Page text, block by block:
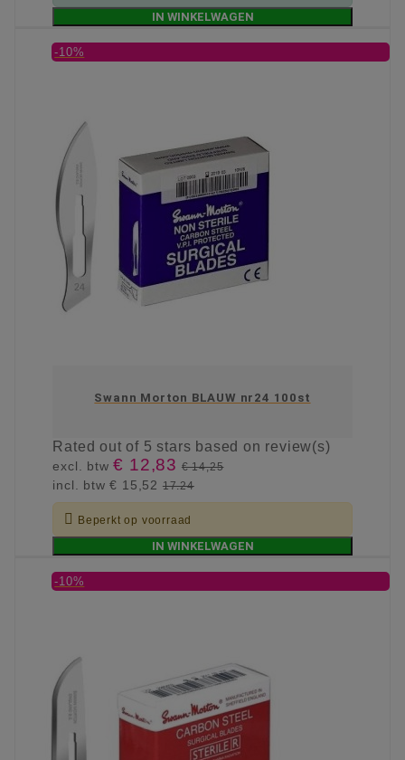
IN WINKELWAGEN
-10%
Swann Morton BLAUW nr24 100st
Ratedout of 5 stars based on review(s)
excl. btw€ 12,83 € 14,25
incl. btw€ 15,52 17.24
 Beperkt op voorraad
IN WINKELWAGEN
-10%